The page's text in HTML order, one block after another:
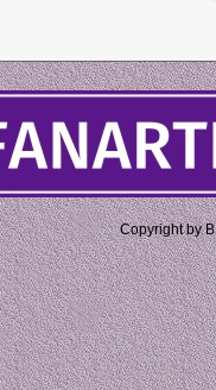
Copyright by